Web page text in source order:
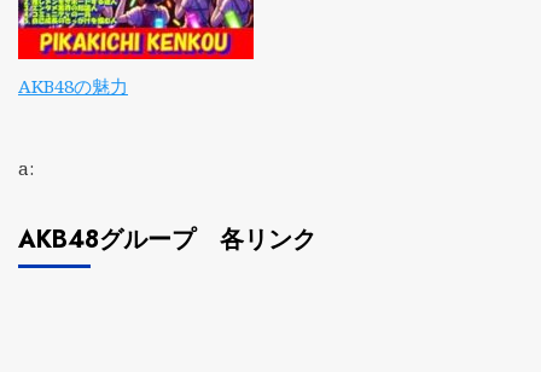
AKB48の魅力
a:
AKB48グループ 各リンク